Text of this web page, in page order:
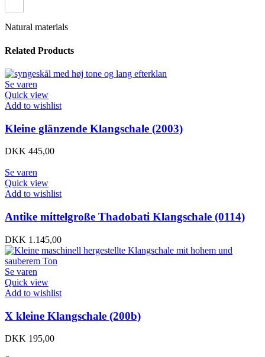
Natural materials
Related Products
Se varen
Quick view
Add to wishlist
Kleine glänzende Klangschale (2003)
DKK 445,00
Se varen
Quick view
Add to wishlist
Antike mittelgroße Thadobati Klangschale (0114)
DKK 1.145,00
Se varen
Quick view
Add to wishlist
X kleine Klangschale (200b)
DKK 195,00